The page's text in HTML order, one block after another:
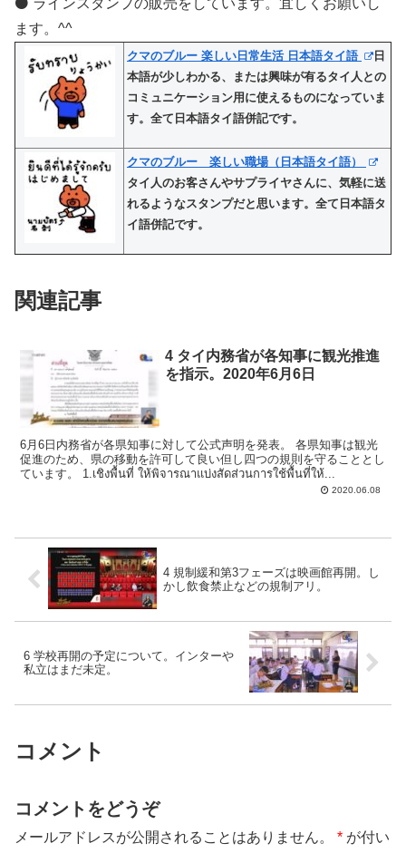
ます。^^
クマのブルー 楽しい日常生活 日本語タイ語
日
本語が少しわかる、または興味が有るタイ人との
コミュニケーション用に使えるものになっていま
す。全て日本語タイ語併記です。
クマのブルー 楽しい職場（日本語タイ語）
タイ人のお客さんやサプライヤさんに、気軽に送
れるようなスタンプだと思います。全て日本語タ
イ語併記です。
関連記事
4 タイ内務省が各知事に観光推進
を指示。2020年6月6日
6月6日内務省が各県知事に対して公式声明を発表。 各県知事は観光
促進のため、県の移動を許可して良い但し四つの規則を守ることとし
ています。 1.เชิงพื้นที่ ให้พิจารณาแบ่งสัดส่วนการใช้พื้นที่ให้...
2020.06.08
4 規制緩和第3フェーズは映画館再開。し
かし飲食禁止などの規制アリ。
6 学校再開の予定について。インターや
私立はまだ未定。
コメント
コメントをどうぞ
メールアドレスが公開されることはありません。 * が付い